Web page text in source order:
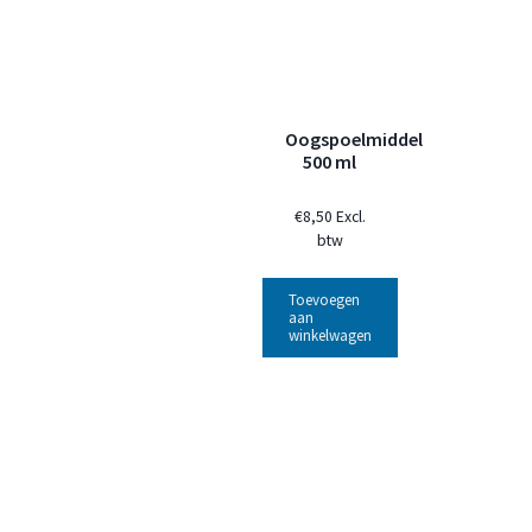
Oogspoelmiddel
500 ml
€8,50 Excl.
btw
Toevoegen
aan
winkelwagen